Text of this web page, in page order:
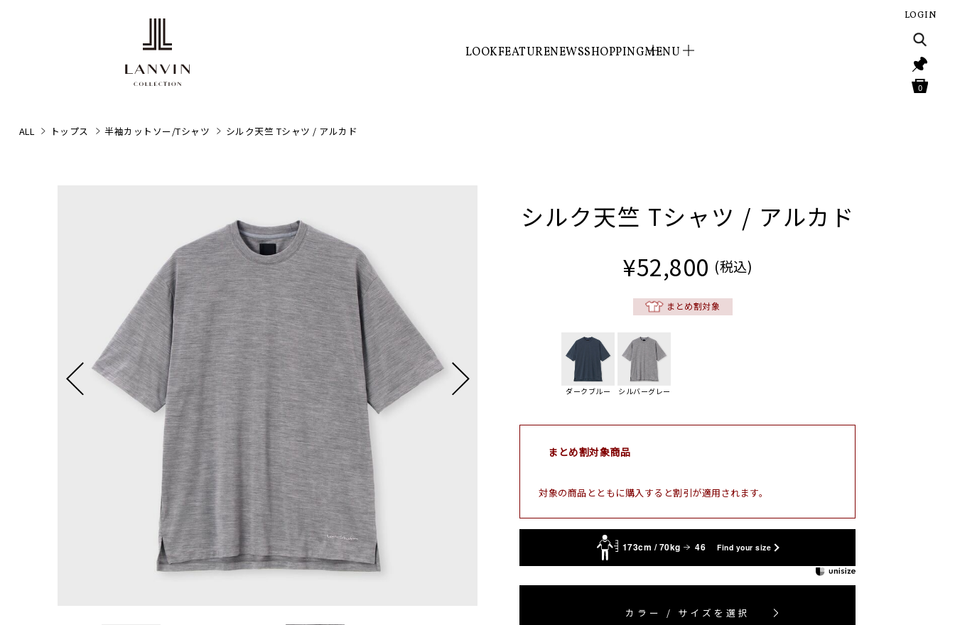
LOOKFEATURENEWSSHOPPINGMENU
LOGIN
0
ALL トップス 半袖カットソー/Tシャツ シルク天竺 Tシャツ / アルカド
シルク天竺 Tシャツ / アルカド
¥52,800 (税込)
まとめ割対象
ダークブルー シルバーグレー
まとめ割対象商品
対象の商品とともに購入すると割引が適用されます。
173cm / 70kg 46 Find your size
カラー / サイズを選択